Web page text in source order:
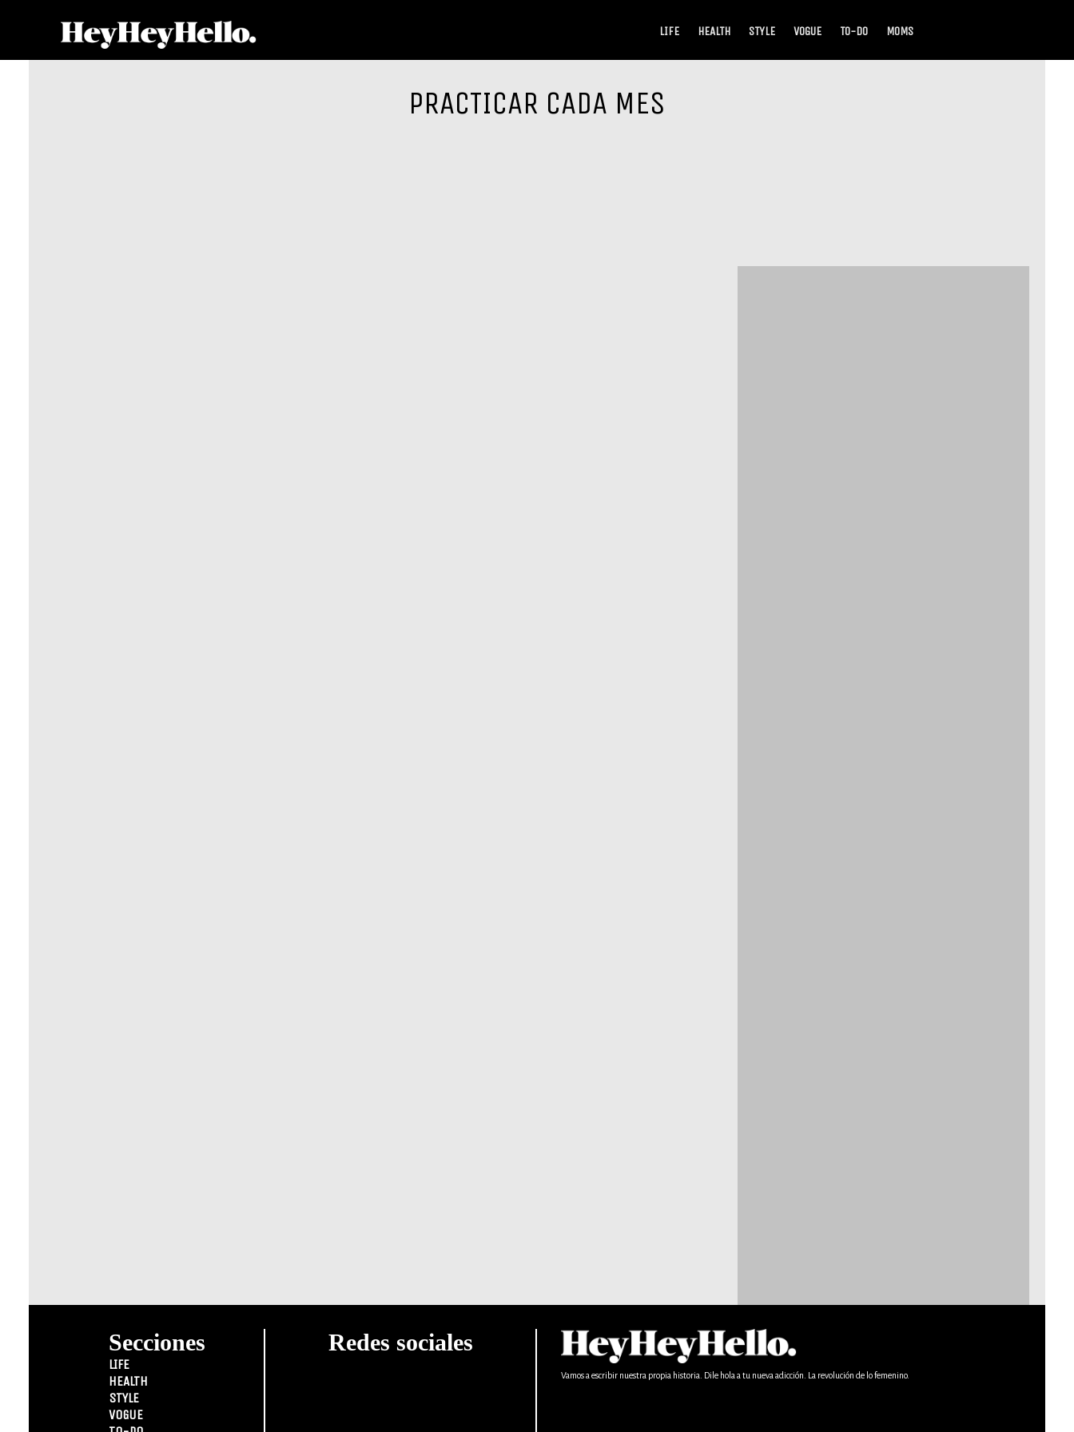
LIFE HEALTH STYLE VOGUE TO-DO MOMS
PRACTICAR CADA MES
Secciones
LIFE
HEALTH
STYLE
VOGUE
Redes sociales
Vamos a escribir nuestra propia historia. Dile hola a tu nueva adicción. La revolución de lo femenino.